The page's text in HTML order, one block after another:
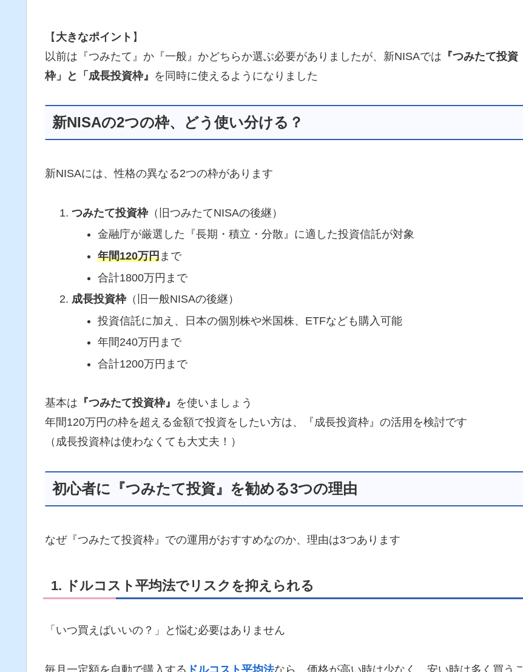
【 大きなポイント 】
以前は『つみたて』か『一般』かどちらか選ぶ必要がありましたが、新NISAでは 『つみたて投資
枠」と「成長投資枠』 を同時に使えるようになりました
新NISAの2つの枠、どう使い分ける？
新NISAには、性格の異なる2つの枠があります
つみたて投資枠（旧つみたてNISAの後継）
金融庁が厳選した『長期・積立・分散』に適した投資信託が対象
年間120万円 まで
合計1800万円まで
成長投資枠（旧一般NISAの後継）
投資信託に加え、日本の個別株や米国株、ETFなども購入可能
年間240万円まで
合計1200万円まで
基本は 『つみたて投資枠』 を使いましょう
年間120万円の枠を超える金額で投資をしたい方は、『成長投資枠』の活用を検討です
（成長投資枠は使わなくても大丈夫！）
初心者に『つみたて投資』を勧める3つの理由
なぜ『つみたて投資枠』での運用がおすすめなのか、理由は3つあります
1. ドルコスト平均法でリスクを抑えられる
「いつ買えばいいの？」と悩む必要はありません
毎月一定額を自動で購入する ドルコスト平均法なら、価格が高い時は少なく、安い時は多く買うこ